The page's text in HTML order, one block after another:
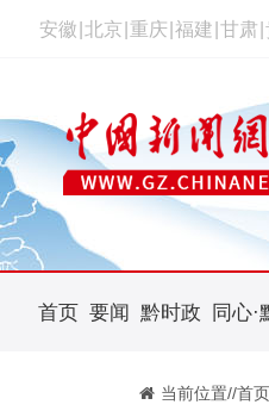
安徽 北京 重庆 福建 甘肃
首页 要闻 黔时政 同心·
当前位置//首页